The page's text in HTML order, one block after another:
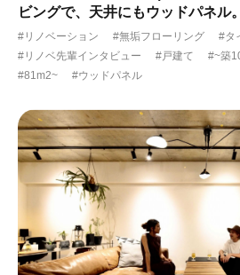
ビングで、天井にもウッドパネル
#リノベーション #無垢フローリング
#タ
#リノベ先輩インタビュー
#戸建て #~築
#81m2~
#ウッドパネル